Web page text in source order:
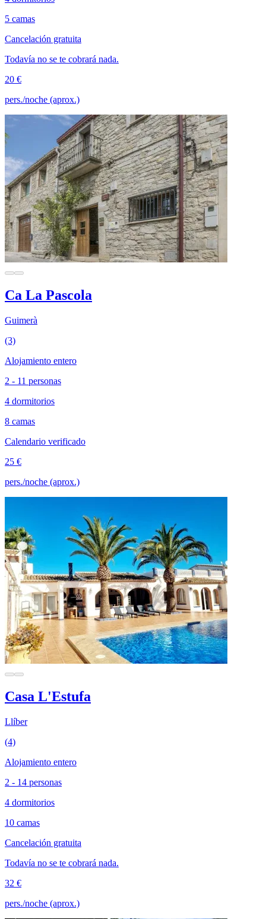
5 camas
Cancelación gratuita
Todavía no se te cobrará nada.
20 €
pers./noche (aprox.)
Ca La Pascola
Guimerà
(3)
Alojamiento entero
2 - 11 personas
4 dormitorios
8 camas
Calendario verificado
25 €
pers./noche (aprox.)
Casa L'Estufa
Llíber
(4)
Alojamiento entero
2 - 14 personas
4 dormitorios
10 camas
Cancelación gratuita
Todavía no se te cobrará nada.
32 €
pers./noche (aprox.)